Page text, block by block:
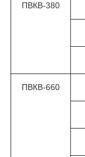
ПВКВ-380
ПВКВ-660